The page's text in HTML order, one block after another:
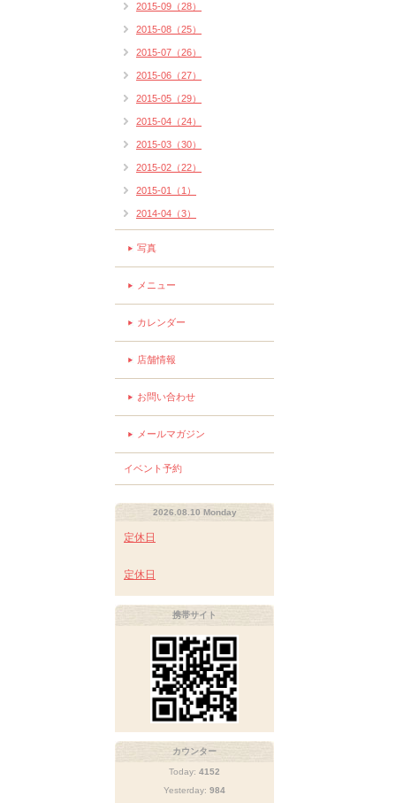
2015-09（28）
2015-08（25）
2015-07（26）
2015-06（27）
2015-05（29）
2015-04（24）
2015-03（30）
2015-02（22）
2015-01（1）
2014-04（3）
写真
メニュー
カレンダー
店舗情報
お問い合わせ
メールマガジン
イベント予約
2026.08.10 Monday
定休日
定休日
携帯サイト
カウンター
Today: 4152
Yesterday: 984